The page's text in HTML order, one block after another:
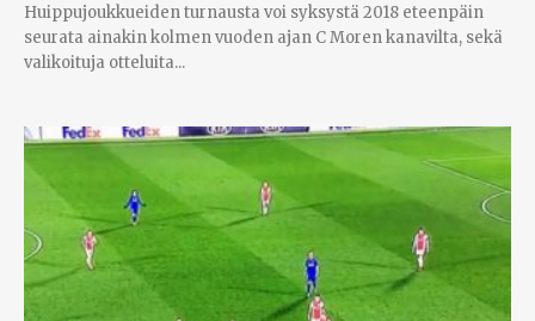
Huippujoukkueiden turnausta voi syksystä 2018 eteenpäin
seurata ainakin kolmen vuoden ajan C Moren kanavilta, sekä
valikoituja otteluita...